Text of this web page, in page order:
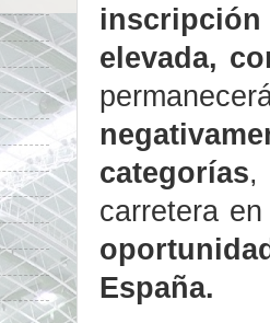
elevada,
categorías,
carretera
España.